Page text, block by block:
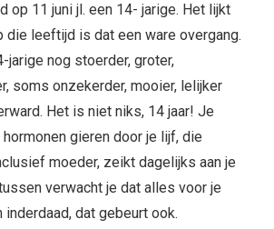
op 11 juni jl. een 14- jarige. Het lijkt
die leeftijd is dat een ware overgang.
jarige nog stoerder, groter,
soms onzekerder, mooier, lelijker
Het is niet niks, 14 jaar! Je
gieren door je lijf, die
moeder, zeikt dagelijks aan je
verwacht je dat alles voor je
inderdaad, dat gebeurt ook.